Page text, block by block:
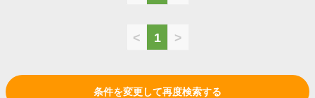
< 1 >
条件を変更して再度検索する